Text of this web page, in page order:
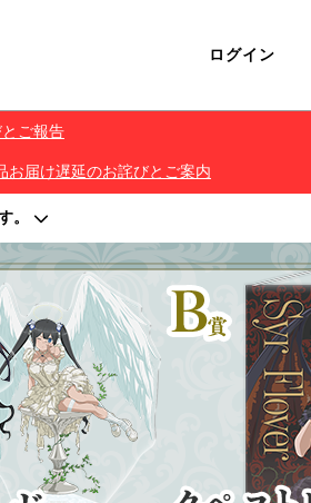
ログイン
ご報告
届け遅延のお詫びとご案内
。
権を侵害する行為は禁止しております。